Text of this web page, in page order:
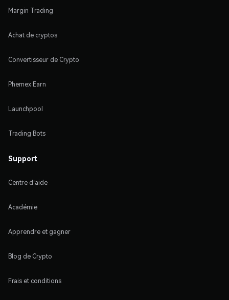
Margin Trading
Achat de cryptos
Convertisseur de Crypto
Phemex Earn
Launchpool
Trading Bots
Support
Centre d'aide
Académie
Apprendre et gagner
Blog de Crypto
Frais et conditions